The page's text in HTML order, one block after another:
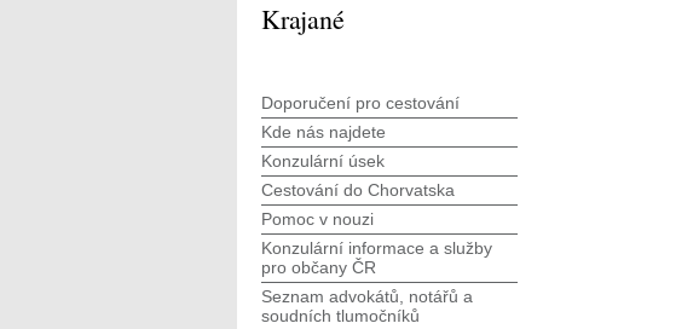
Krajané
Doporučení pro cestování
Kde nás najdete
Konzulární úsek
Cestování do Chorvatska
Pomoc v nouzi
Konzulární informace a služby
pro občany ČR
Seznam advokátů, notářů a
soudních tlumočníků